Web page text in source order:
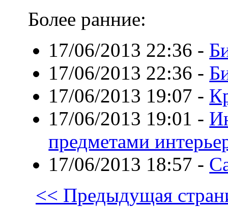
Более ранние:
17/06/2013 22:36 -
17/06/2013 22:36 -
17/06/2013 19:07 -
17/06/2013 19:01 -
предметами
17/06/2013 18:57 -
<< Предыдущая